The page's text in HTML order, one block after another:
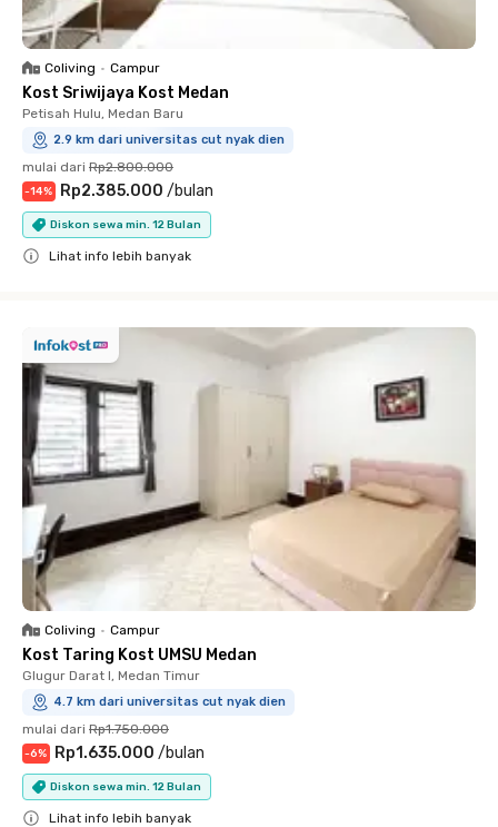
Coliving • Campur
Kost Sriwijaya Kost Medan
Petisah Hulu, Medan Baru
2.9 km dari universitas cut nyak dien
mulai dari Rp2.800.000
-14% Rp2.385.000 /bulan
Diskon sewa min. 12 Bulan
Lihat info lebih banyak
Coliving • Campur
Kost Taring Kost UMSU Medan
Glugur Darat I, Medan Timur
4.7 km dari universitas cut nyak dien
mulai dari Rp1.750.000
-6% Rp1.635.000 /bulan
Diskon sewa min. 12 Bulan
Lihat info lebih banyak